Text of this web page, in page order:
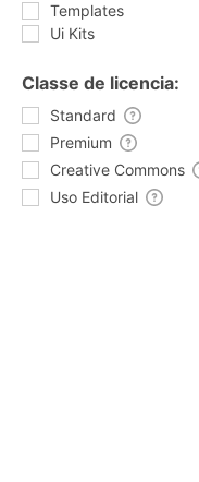
Templates
Ui Kits
Classe de licencia:
Standard
Premium
Creative Commons
Uso Editorial